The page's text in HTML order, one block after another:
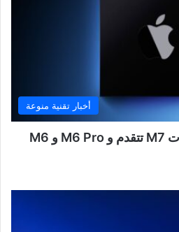
أخبار تقنية منوعة
آبل تُغيّر خططها.. معالجات M7 تتقدم و M6 Pro و M6